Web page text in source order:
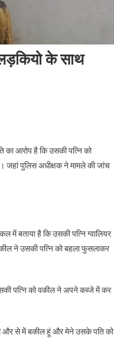
के साथ
आरोप है कि उसकी पत्नि को
जहां पुलिस अधीक्षक ने मामले की जांच
में बताया है कि उसकी पत्नि ग्वालियर
ने उसकी पत्नि को बहला फुसलाकर
पत्नि को वकील ने अपने कब्जे में कर
और से में बकील हूं और मेने उसके पति को